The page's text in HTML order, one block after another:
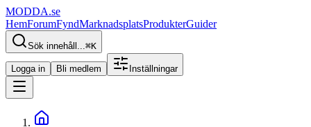
MODDA.se
HemForumFyndMarknadsplatsProdukterGuider
Sök innehåll...⌘K
Logga in Bli medlem Inställningar